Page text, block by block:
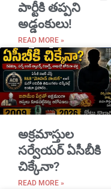
పార్టీకి తప్పని
అడ్డంకులు!
READ MORE »
అక్రమాస్తుల
సర్వేయర్ ఏసీబీకి
చిక్కేనా?
READ MORE »